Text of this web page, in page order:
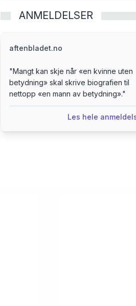
ANMELDELSER
aftenbladet.no
"Mangt kan skje når «en kvinne uten
betydning» skal skrive biografien til
nettopp «en mann av betydning»."
Les hele